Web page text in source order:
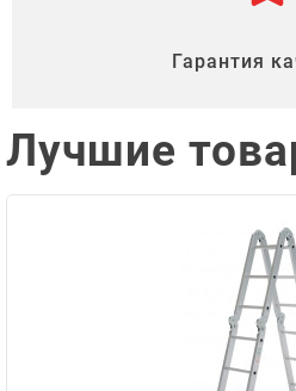
Гарантия
Лучшие